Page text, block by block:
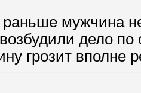
мужчина
дело
грозит